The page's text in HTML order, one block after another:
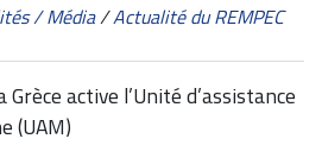
/ Média/Actualité du REMPEC
Grèce active l’Unité d’assistance
(UAM)